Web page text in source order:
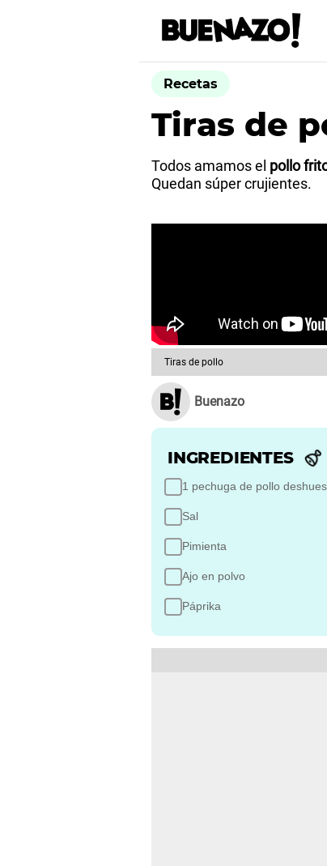
Recetas
Tiras de
Todos amamos el pollo
Quedan súper crujientes.
Tiras de pollo
Buenazo
INGREDIENTES
1 pechuga de pollo
Sal
Pimienta
Ajo en polvo
Páprika